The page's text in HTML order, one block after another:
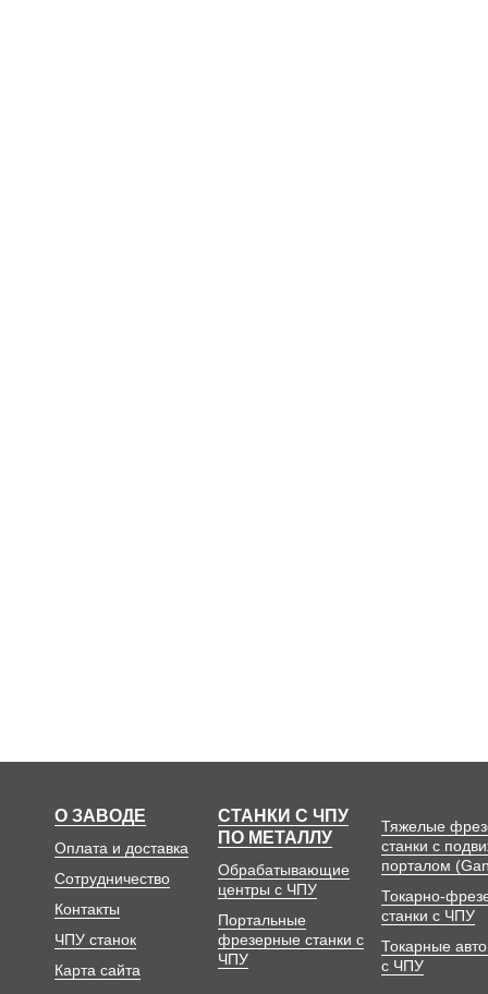
О ЗАВОДЕ
Оплата и доставка
Сотрудничество
Контакты
ЧПУ станок
Карта сайта
СТАНКИ С ЧПУ
ПО МЕТАЛЛУ
Обрабатывающие
центры с ЧПУ
Портальные
фрезерные станки с
ЧПУ
Тяжелые
станки с
порталом
Токарно-
станки с ЧПУ
Токарные
с ЧПУ